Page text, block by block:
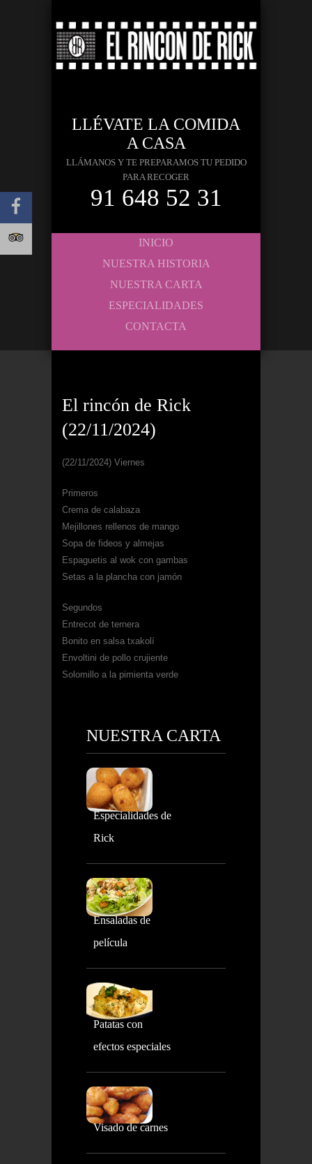
LLÉVATE LA COMIDA
A CASA
LLÁMANOS Y TE PREPARAMOS TU PEDIDO
PARA RECOGER
91 648 52 31
INICIO
NUESTRA HISTORIA
NUESTRA CARTA
ESPECIALIDADES
CONTACTA
El rincón de Rick
(22/11/2024)
(22/11/2024) Viernes
Primeros
Crema de calabaza
Mejillones rellenos de mango
Sopa de fideos y almejas
Espaguetis al wok con gambas
Setas a la plancha con jamón
Segundos
Entrecot de ternera
Bonito en salsa txakolí
Envoltini de pollo crujiente
Solomillo a la pimienta verde
NUESTRA CARTA
Especialidades de
Rick
Ensaladas de
película
Patatas con
efectos especiales
Visado de carnes